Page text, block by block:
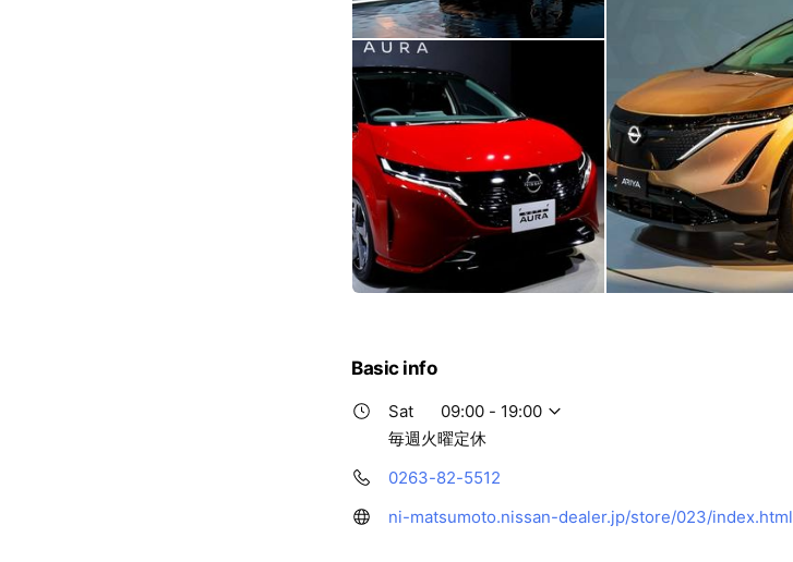
Basic info
Sat
09:00 - 19:00
毎週火曜定休
0263-82-5512
ni-matsumoto.nissan-dealer.jp/store/023/index.html